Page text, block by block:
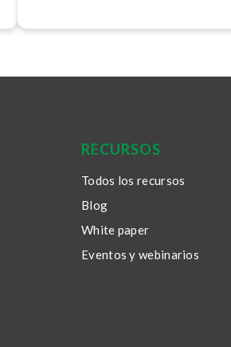
RECURSOS
Todos los recursos
Blog
White paper
Eventos y webinarios